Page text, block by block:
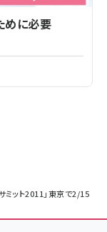
ミット2011」東京で2/15
めに必要